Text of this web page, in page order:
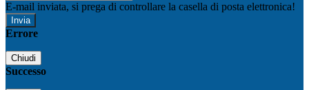
E-mail inviata, si prega di controllare la casella di posta elettronica!
Errore
Chiudi
Successo